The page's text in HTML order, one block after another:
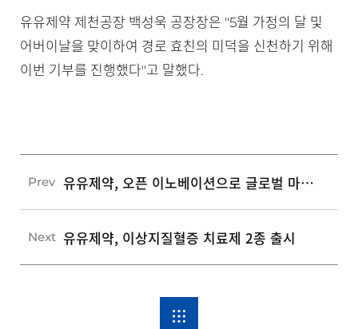
유유제약 제천공장 백성욱 공장장은 "5월 가정의 달 및
어버이날을 맞이하여 경로 효친의 미덕을 신천하기 위해
이번 기부를 진행했다"고 말했다.
Prev 유유제약, 오픈 이노베이션으로 글로벌 마켓 노크
Next 유유제약, 이상지질혈증 치료제 2종 출시